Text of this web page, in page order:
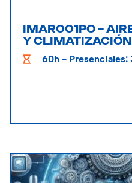
IMAR001PO –
Y CLIMATIZACIÓN
60h - Presenciales: